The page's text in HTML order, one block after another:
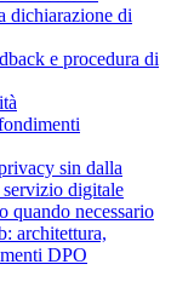
dichiarazione di
e procedura di
sin dalla
digitale
quando necessario
architettura,
DPO